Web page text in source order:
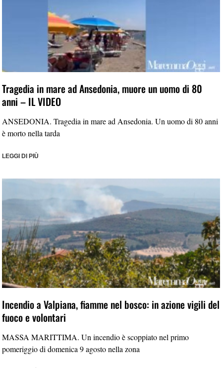
Tragedia in mare ad Ansedonia, muore un uomo di 80
anni – IL VIDEO
ANSEDONIA. Tragedia in mare ad Ansedonia. Un uomo di 80 anni
è morto nella tarda
LEGGI DI PIÙ
Incendio a Valpiana, fiamme nel bosco: in azione vigili del
fuoco e volontari
MASSA MARITTIMA. Un incendio è scoppiato nel primo
pomeriggio di domenica 9 agosto nella zona